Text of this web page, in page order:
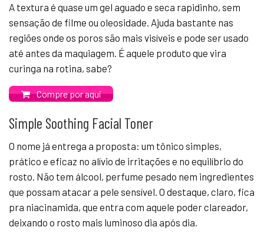
A textura é quase um gel aguado e seca rapidinho, sem
sensação de filme ou oleosidade. Ajuda bastante nas
regiões onde os poros são mais visíveis e pode ser usado
até antes da maquiagem. É aquele produto que vira
curinga na rotina, sabe?
Compre por aqui
Simple Soothing Facial Toner
O nome já entrega a proposta: um tônico simples,
prático e eficaz no alívio de irritações e no equilíbrio do
rosto. Não tem álcool, perfume pesado nem ingredientes
que possam atacar a pele sensível. O destaque, claro, fica
pra niacinamida, que entra com aquele poder clareador,
deixando o rosto mais luminoso dia após dia.